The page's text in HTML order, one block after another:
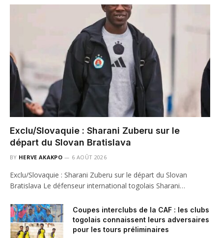
Exclu/Slovaquie : Sharani Zuberu sur le
départ du Slovan Bratislava
BY HERVE AKAKPO 6 AOÛT 2026
Exclu/Slovaquie : Sharani Zuberu sur le départ du Slovan
Bratislava Le défenseur international togolais Sharani…
Coupes interclubs de la CAF : les clubs
togolais connaissent leurs adversaires
pour les tours préliminaires